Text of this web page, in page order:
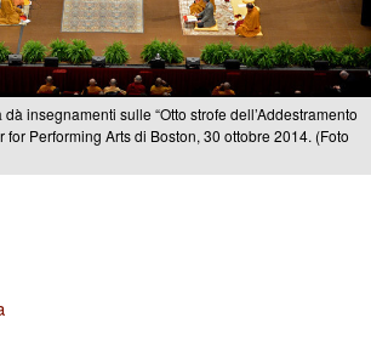
insegnamenti sulle “Otto strofe dell’Addestramento
for Performing Arts di Boston, 30 ottobre 2014. (Foto